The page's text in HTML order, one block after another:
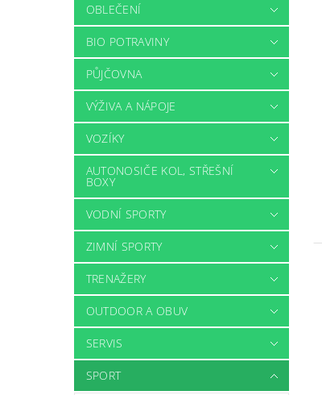
OBLEČENÍ
BIO POTRAVINY
PŮJČOVNA
VÝŽIVA A NÁPOJE
VOZÍKY
AUTONOSIČE KOL, STŘEŠNÍ
BOXY
VODNÍ SPORTY
ZIMNÍ SPORTY
TRENAŽERY
OUTDOOR A OBUV
SERVIS
SPORT